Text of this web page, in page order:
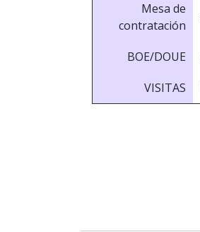
Mesa de
contratación
BOE/DOUE
VISITAS